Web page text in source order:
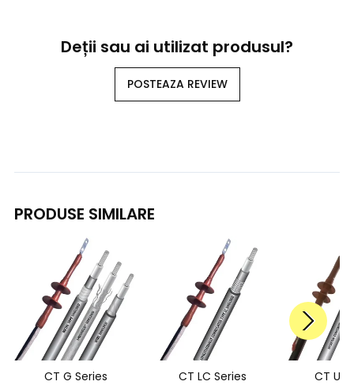
Deții sau ai utilizat produsul?
POSTEAZA REVIEW
PRODUSE SIMILARE
CT G Series CT LC Series CT UD